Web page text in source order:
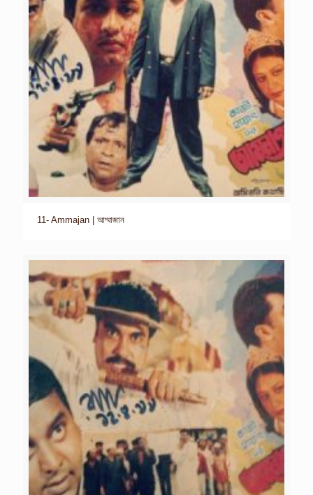
11- Ammajan | আম্মাজান